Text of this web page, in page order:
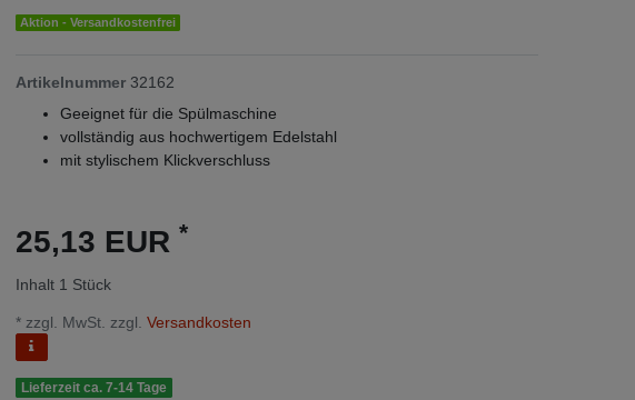
Aktion - Versandkostenfrei
Artikelnummer 32162
Geeignet für die Spülmaschine
vollständig aus hochwertigem Edelstahl
mit stylischem Klickverschluss
25,13 EUR *
Inhalt 1 Stück
* zzgl. MwSt. zzgl. Versandkosten
Lieferzeit ca. 7-14 Tage